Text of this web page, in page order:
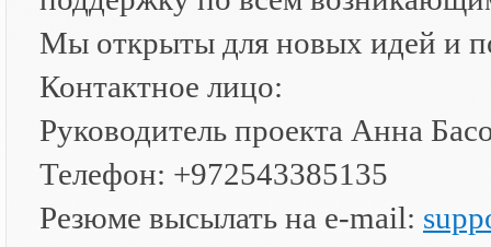
Мы открыты для новых идей и
Контактное лицо:
Руководитель проекта Анна
Телефон: +972543385135
Резюме высылать на e-mail: